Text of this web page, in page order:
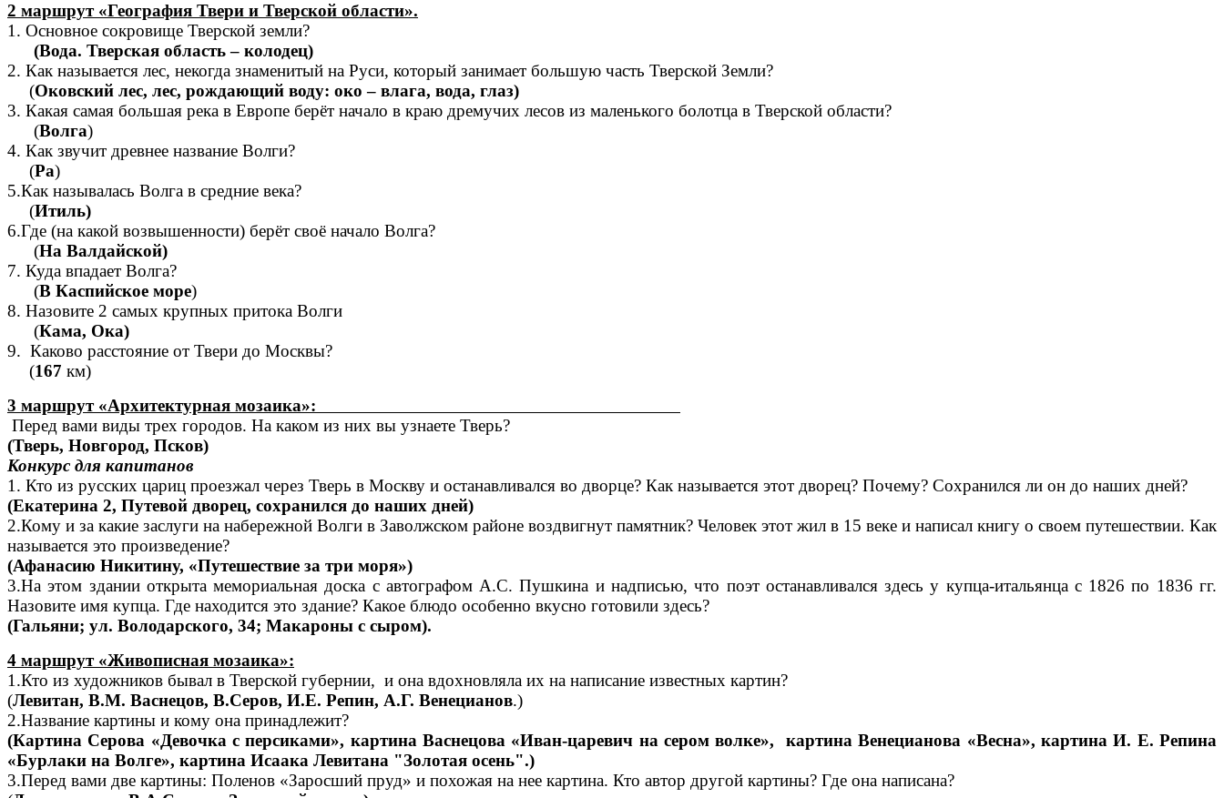
2 маршрут «География Твери и Тверской области».
1. Основное сокровище Тверской земли?
(Вода. Тверская область – колодец)
2. Как называется лес, некогда знаменитый на Руси, который занимает большую часть Тверской Земли?
(Оковский лес, лес, рождающий воду: око – влага, вода, глаз)
3. Какая самая большая река в Европе берёт начало в краю дремучих лесов из маленького болотца в Тверской области?
(Волга)
4. Как звучит древнее название Волги?
(Ра)
5.Как называлась Волга в средние века?
(Итиль)
6.Где (на какой возвышенности) берёт своё начало Волга?
(На Валдайской)
7. Куда впадает Волга?
(В Каспийское море)
8. Назовите 2 самых крупных притока Волги
(Кама, Ока)
9. Каково расстояние от Твери до Москвы?
(167 км)
3 маршрут «Архитектурная мозаика»:
Перед вами виды трех городов. На каком из них вы узнаете Тверь?
(Тверь, Новгород, Псков)
Конкурс для капитанов
1. Кто из русских цариц проезжал через Тверь в Москву и останавливался во дворце? Как называется этот дворец? Почему? Сохранился ли он до наших дней?
(Екатерина 2, Путевой дворец, сохранился до наших дней)
2.Кому и за какие заслуги на набережной Волги в Заволжском районе воздвигнут памятник? Человек этот жил в 15 веке и написал книгу о своем путешествии. Как
называется это произведение?
(Афанасию Никитину, «Путешествие за три моря»)
3.На этом здании открыта мемориальная доска с автографом А.С. Пушкина и надписью, что поэт останавливался здесь у купца-итальянца с 1826 по 1836 гг.
Назовите имя купца. Где находится это здание? Какое блюдо особенно вкусно готовили здесь?
(Гальяни; ул. Володарского, 34; Макароны с сыром).
4 маршрут «Живописная мозаика»:
1.Кто из художников бывал в Тверской губернии, и она вдохновляла их на написание известных картин?
(Левитан, В.М. Васнецов, В.Серов, И.Е. Репин, А.Г. Венецианов.)
2.Название картины и кому она принадлежит?
(Картина Серова «Девочка с персиками», картина Васнецова «Иван-царевич на сером волке», картина Венецианова «Весна», картина И. Е. Репина
«Бурлаки на Волге», картина Исаака Левитана "Золотая осень".)
3.Перед вами две картины: Поленов «Заросший пруд» и похожая на нее картина. Кто автор другой картины? Где она написана?